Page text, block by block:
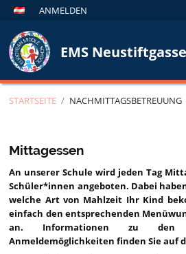
ANMELDEN
EMS Neustiftgasse
STARTSEITE / NACHMITTAGSBETREUUNG
Mittagessen
An unserer Schule wird jeden Tag
Schüler*innen angeboten. Dabei
welche Art von Mahlzeit Ihr Kind
einfach den entsprechenden
an. Informationen zu
Anmeldemöglichkeiten finden Sie auf